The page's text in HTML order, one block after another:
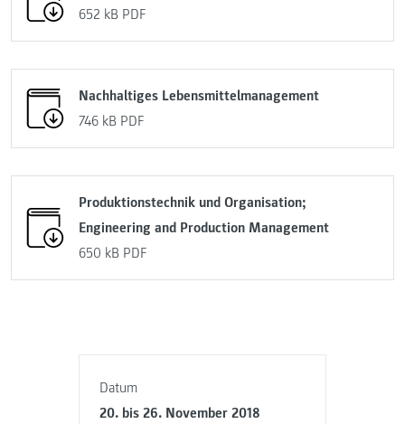
Datum
20. bis 26. November 2018
652 kB PDF
Nachhaltiges Lebensmittelmanagement
746 kB PDF
Produktionstechnik und Organisation;
Engineering and Production Management
650 kB PDF